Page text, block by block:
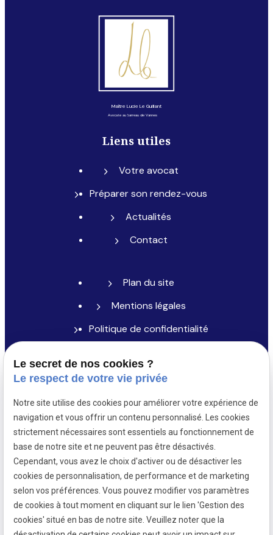
Maître Lucie Le Guillant
Avocate au barreau de Vannes
Liens utiles
Votre avocat
Préparer son rendez-vous
Actualités
Contact
Plan du site
Mentions légales
Politique de confidentialité
Me contacter
02 49 88 42 70
contact@leguillant-avocat.fr
4 Pl. Maurice Marchais,
56000 Vannes au 1er étage (en face de
l'Hôtel de Ville)
Le secret de nos cookies ?
Le respect de votre vie privée
Notre site utilise des cookies pour améliorer votre expérience de
navigation et vous offrir un contenu personnalisé. Les cookies
strictement nécessaires sont essentiels au fonctionnement de
base de notre site et ne peuvent pas être désactivés.
Cependant, vous avez le choix d'activer ou de désactiver les
cookies de personnalisation, de performance et de marketing
selon vos préférences. Vous pouvez modifier vos paramètres
de cookies à tout moment en cliquant sur le lien 'Gestion des
cookies' situé en bas de notre site. Veuillez noter que la